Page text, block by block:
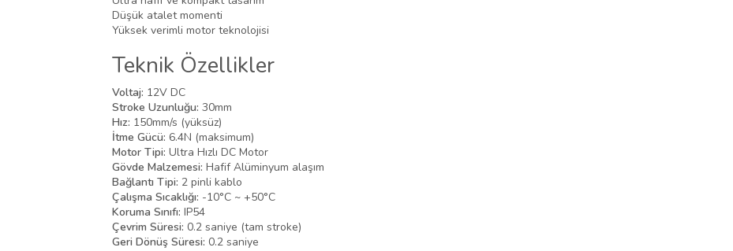
Düşük atalet momenti
Yüksek verimli motor teknolojisi
Teknik Özellikler
Voltaj: 12V DC
Stroke Uzunluğu: 30mm
Hız: 150mm/s (yüksüz)
İtme Gücü: 6.4N (maksimum)
Motor Tipi: Ultra Hızlı DC Motor
Gövde Malzemesi: Hafif Alüminyum alaşım
Bağlantı Tipi: 2 pinli kablo
Çalışma Sıcaklığı: -10°C ~ +50°C
Koruma Sınıfı: IP54
Çevrim Süresi: 0.2 saniye (tam stroke)
Geri Dönüş Süresi: 0.2 saniye